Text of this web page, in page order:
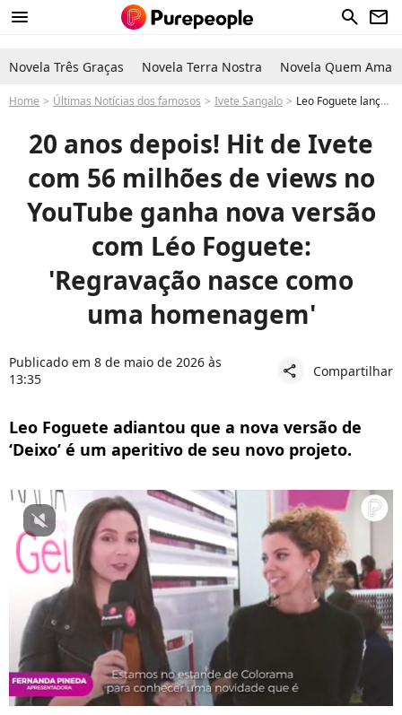
menu search newsletter
Novela Três Graças Novela Terra Nostra Novela Quem Ama
Home Últimas Notícias dos famosos Ivete Sangalo Leo Foguete lança nova versão da música ‘Deixo’, hit de Ivete Sangalo; ouça
20 anos depois! Hit de Ivete
com 56 milhões de views no
YouTube ganha nova versão
com Léo Foguete:
'Regravação nasce como
uma homenagem'
Publicado em 8 de maio de 2026 às
13:35
share Compartilhar
Leo Foguete adiantou que a nova versão de
‘Deixo’ é um aperitivo de seu novo projeto.